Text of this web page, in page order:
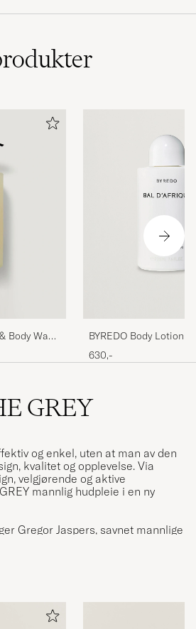
Body Wash
BYREDO Body Lotion
225ml
630,-
GREY
og enkel, uten at man av den
kvalitet og opplevelse. Via
velgjørende og aktive
mannlig hudpleie i en ny
Gregor Jaspers, savnet mannlige
god funksjon og kvalitet. For
GREY er løsningen.